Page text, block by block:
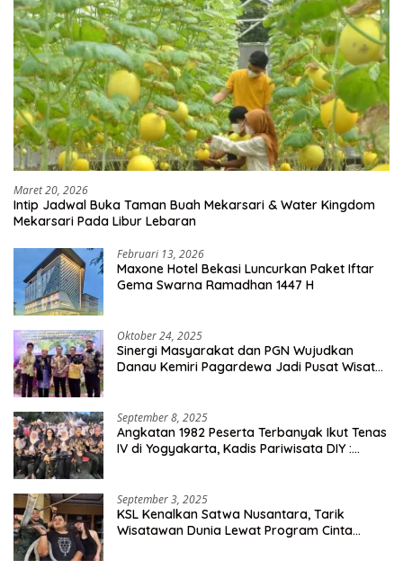
Maret 20, 2026
Intip Jadwal Buka Taman Buah Mekarsari & Water Kingdom
Mekarsari Pada Libur Lebaran
Februari 13, 2026
Maxone Hotel Bekasi Luncurkan Paket Iftar
Gema Swarna Ramadhan 1447 H
Oktober 24, 2025
Sinergi Masyarakat dan PGN Wujudkan
Danau Kemiri Pagardewa Jadi Pusat Wisata
September 8, 2025
Angkatan 1982 Peserta Terbanyak Ikut Tenas
IV di Yogyakarta, Kadis Pariwisata DIY :
September 3, 2025
KSL Kenalkan Satwa Nusantara, Tarik
Wisatawan Dunia Lewat Program Cinta